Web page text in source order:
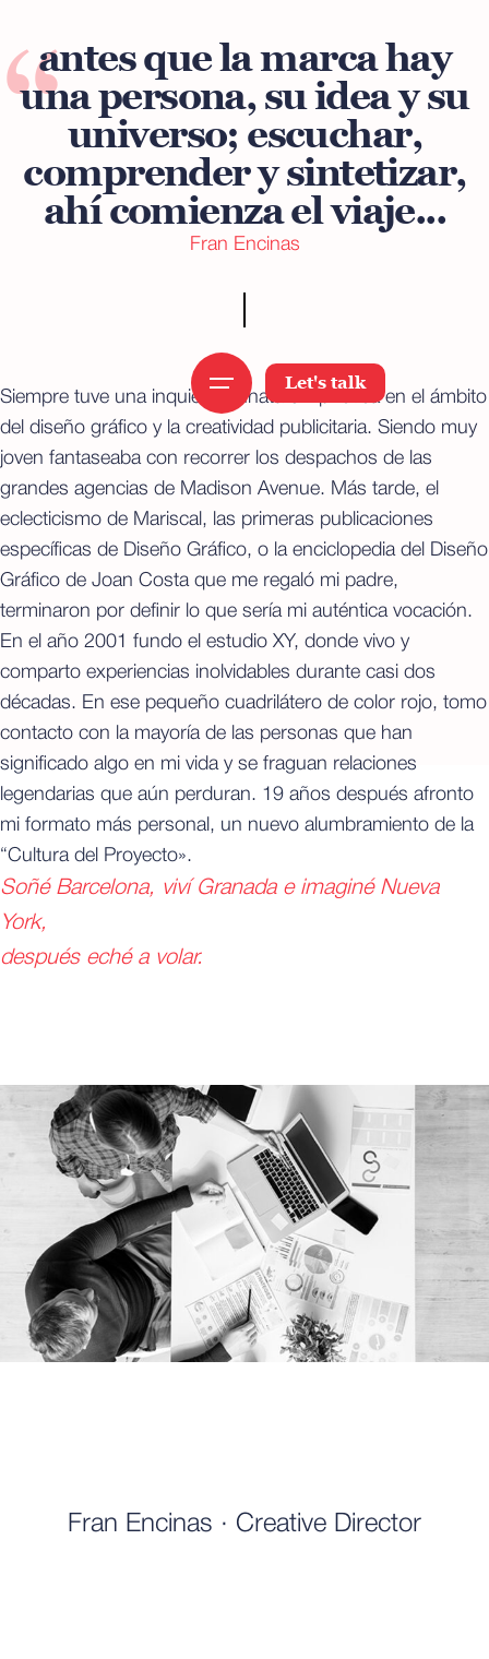
Let's talk
“antes que la marca hay
una persona, su idea y su
universo; escuchar,
comprender y sintetizar,
ahí comienza el viaje...
Fran Encinas
Siempre tuve una inquietud innata e hipnótica en el ámbito
del diseño gráfico y la creatividad publicitaria. Siendo muy
joven fantaseaba con recorrer los despachos de las
grandes agencias de Madison Avenue. Más tarde, el
eclecticismo de Mariscal, las primeras publicaciones
específicas de Diseño Gráfico, o la enciclopedia del Diseño
Gráfico de Joan Costa que me regaló mi padre,
terminaron por definir lo que sería mi auténtica vocación.
En el año 2001 fundo el estudio XY, donde vivo y
comparto experiencias inolvidables durante casi dos
décadas. En ese pequeño cuadrilátero de color rojo, tomo
contacto con la mayoría de las personas que han
significado algo en mi vida y se fraguan relaciones
legendarias que aún perduran. 19 años después afronto
mi formato más personal, un nuevo alumbramiento de la
“Cultura del Proyecto».
Soñé Barcelona, viví Granada e imaginé Nueva
York,
después eché a volar.
Fran Encinas · Creative Director